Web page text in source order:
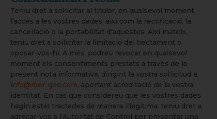
Teniu dret a sol·licitar al titular, en qualsevol moment,
l’accés a les vostres dades, així com la rectificació, la
cancel·lació o la portabilitat d’aquestes. Així mateix,
teniu dret a sol·licitar la limitació del tractament o
oposar-vos-hi. A més, podreu revocar en qualsevol
moment els consentiments prestats a través de la
present nota informativa, dirigint la vostra sol·licitud a
info@iber-geo.com, aportant acreditació de la vostra
identitat. En cas que considereu que les vostres dades
hagin estat tractades de manera il·legítima, teniu dret a
adreçar-vos a l’Autoritat de Control per presentar una